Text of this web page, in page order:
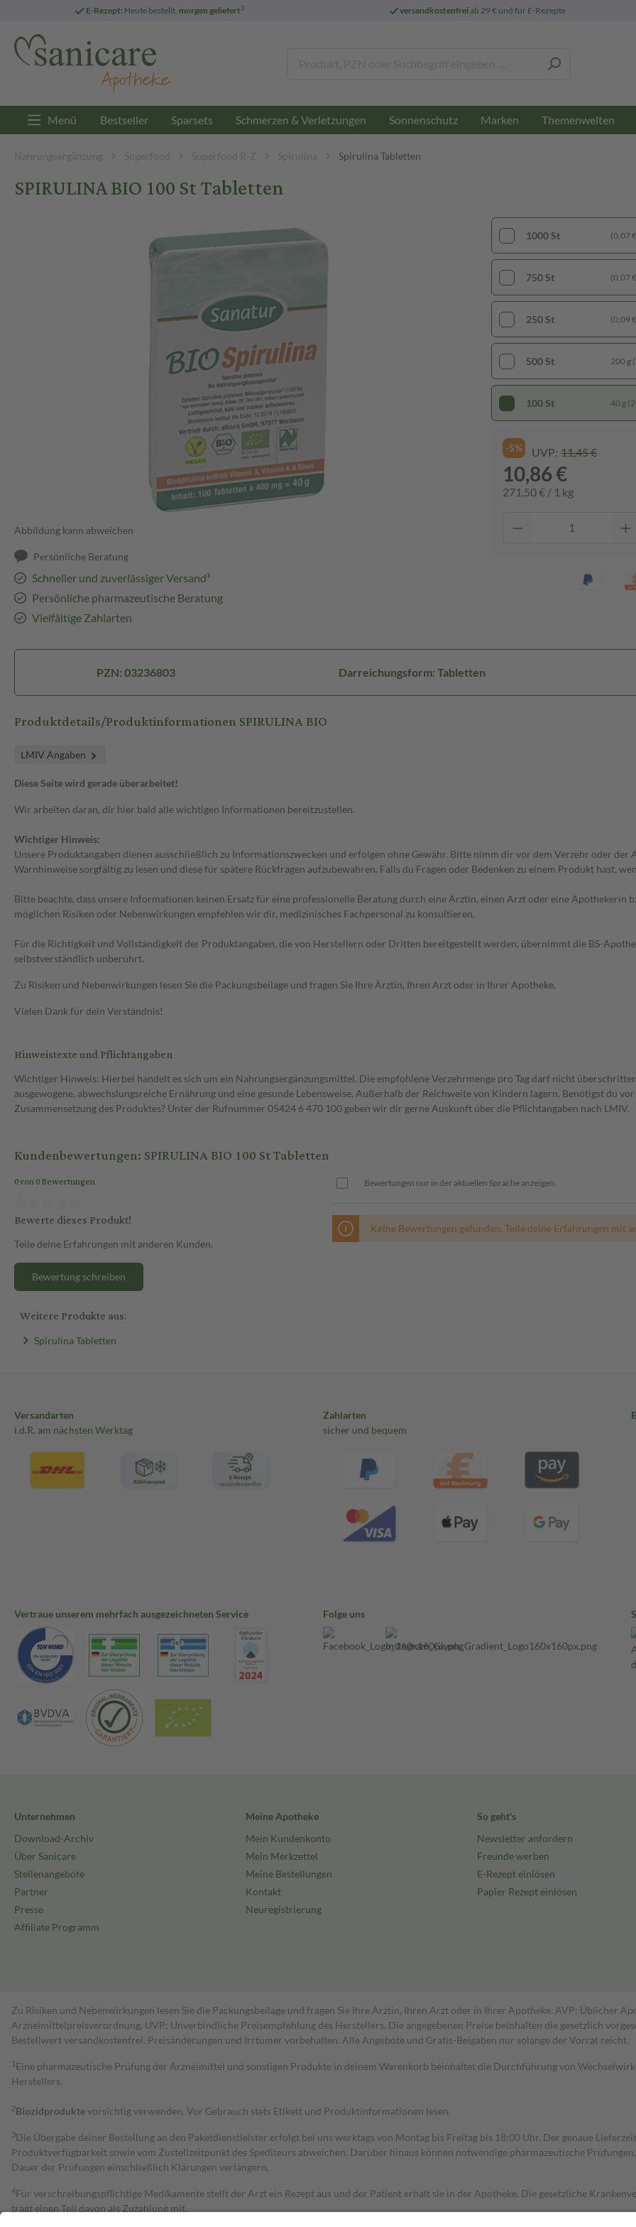
E-Rezept: Heute bestellt, morgen geliefert3 versandkostenfreiab 29 € und für E-Rezepte
Menü Bestseller Sparsets Schmerzen & Verletzungen Sonnenschutz Marken Themenwelten
Nahrungsergänzung Superfood Superfood R-Z Spirulina Spirulina Tabletten
SPIRULINA BIO 100 St Tabletten
Abbildung kann abweichen
Persönliche Beratung
Schneller und zuverlässiger Versand³
Persönliche pharmazeutische Beratung
Vielfältige Zahlarten
1000 St (0,07
750 St (0,07
250 St (0,09
500 St 200 g
100 St 40 g
-5% UVP: 11,45 €
10,86 €
271,50 € / 1 kg
PZN: 03236803 Darreichungsform: Tabletten
Produktdetails/Produktinformationen SPIRULINA BIO
LMIV Angaben
Diese Seite wird gerade überarbeitet!
Wir arbeiten daran, dir hier bald alle wichtigen Informationen bereitzustellen.
Wichtiger Hinweis:
Unsere Produktangaben dienen ausschließlich zu Informationszwecken und erfolgen ohne Gewähr. Bitte nimm dir vor dem Verzehr oder
Warnhinweise sorgfältig zu lesen und diese für spätere Rückfragen aufzubewahren. Falls du Fragen oder Bedenken zu einem Produkt hast,
Bitte beachte, dass unsere Informationen keinen Ersatz für eine professionelle Beratung durch eine Ärztin, einen Arzt oder eine Apothekerin
möglichen Risiken oder Nebenwirkungen empfehlen wir dir, medizinisches Fachpersonal zu konsultieren.
Für die Richtigkeit und Vollständigkeit der Produktangaben, die von Herstellern oder Dritten bereitgestellt werden, übernimmt die BS-
selbstverständlich unberührt.
Zu Risiken und Nebenwirkungen lesen Sie die Packungsbeilage und fragen Sie Ihre Ärztin, Ihren Arzt oder in Ihrer Apotheke.
Vielen Dank für dein Verständnis!
Hinweistexte und Pflichtangaben
Wichtiger Hinweis: Hierbei handelt es sich um ein Nahrungsergänzungsmittel. Die empfohlene Verzehrmenge pro Tag darf nicht
ausgewogene, abwechslungsreiche Ernährung und eine gesunde Lebensweise. Außerhalb der Reichweite von Kindern lagern. Benötigst du
Zusammensetzung des Produktes? Unter der Rufnummer 05424 6 470 100 geben wir dir gerne Auskunft über die Pflichtangaben nach LMIV.
Kundenbewertungen: SPIRULINA BIO 100 St Tabletten
0 von 0 Bewertungen
Bewerte dieses Produkt!
Teile deine Erfahrungen mit anderen Kunden.
Bewertung schreiben
Bewertungen nur in der aktuellen Sprache anzeigen.
Keine Bewertungen gefunden. Teile deine Erfahrungen mit
Weitere Produkte aus:
Spirulina Tabletten
Versandarten
i.d.R. am nächsten Werktag
Zahlarten
sicher und bequem
Vertraue unserem mehrfach ausgezeichneten Service Folge uns
Unternehmen
Download-Archiv
Über Sanicare
Stellenangebote
Partner
Presse
Affiliate Programm
Meine Apotheke
Mein Kundenkonto
Mein Merkzettel
Meine Bestellungen
Kontakt
Neuregistrierung
So geht's
Newsletter anfordern
Freunde werben
E-Rezept einlösen
Papier Rezept einlösen
Zu Risiken und Nebenwirkungen lesen Sie die Packungsbeilage und fragen Sie Ihre Ärztin, Ihren Arzt oder in Ihrer Apotheke. AVP: Üblicher
Arzneimittelpreisverordnung. UVP: Unverbindliche Preisempfehlung des Herstellers. Die angegebenen Preise beinhalten die gesetzlich
Bestell­wert versand­kosten­frei. Preisänderungen und Irrtümer vorbehalten. Alle Angebote und Gratis-Beigaben nur solange der Vorrat reicht.
1 Eine pharmazeutische Prüfung der Arzneimittel und sonstigen Produkte in deinem Warenkorb beinhaltet die Durchführung von
Herstellers.
2Biozidproduktevorsichtig verwenden. Vor Gebrauch stets Etikett und Produktinformationen lesen.
3Die Übergabe deiner Bestellung an den Paketdienstleister erfolgt bei uns werktags von Montag bis Freitag bis 18:00 Uhr. Der genaue
Produktverfügbarkeit sowie vom Zustellzeitpunkt des Spediteurs abweichen. Darüber hinaus können notwendige pharmazeutische
Dauer der Prüfungen einschließlich Klärungen verlängern.
4Für verschreibungspflichtige Medikamente stellt der Arzt ein Rezept aus und der Patient erhält sie in der Apotheke. Die gesetzliche
trägt einen Teil davon als Zuzahlung mit.